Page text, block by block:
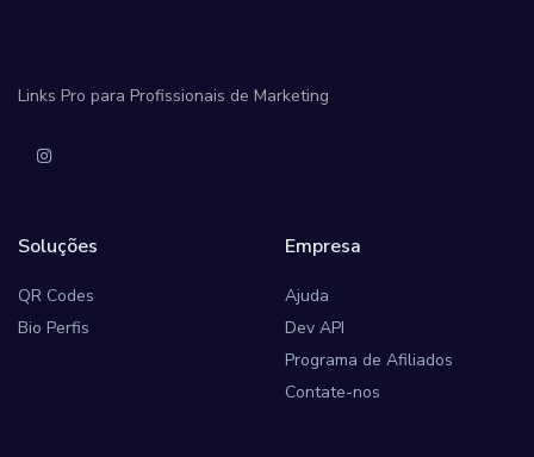
Links Pro para Profissionais de Marketing
Soluções
QR Codes
Bio Perfis
Empresa
Ajuda
Dev API
Programa de Afiliados
Contate-nos